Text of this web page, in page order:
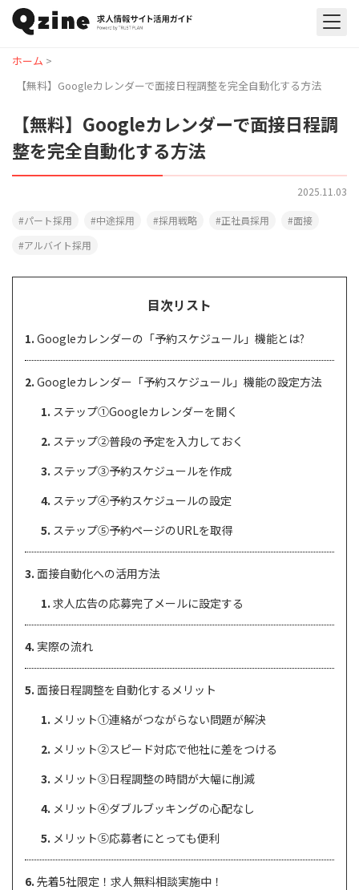
ホーム >
【無料】Googleカレンダーで面接日程調整を完全自動化する方法
【無料】Googleカレンダーで面接日程調
整を完全自動化する方法
2025.11.03
パート採用 中途採用 採用戦略 正社員採用
面接
アルバイト採用
目次リスト
Googleカレンダーの「予約スケジュール」機能とは?
Googleカレンダー「予約スケジュール」機能の設定方法
ステップ①Googleカレンダーを開く
ステップ②普段の予定を入力しておく
ステップ③予約スケジュールを作成
ステップ④予約スケジュールの設定
ステップ⑤予約ページのURLを取得
面接自動化への活用方法
求人広告の応募完了メールに設定する
実際の流れ
面接日程調整を自動化するメリット
メリット①連絡がつながらない問題が解決
メリット②スピード対応で他社に差をつける
メリット③日程調整の時間が大幅に削減
メリット④ダブルブッキングの心配なし
メリット⑤応募者にとっても便利
先着5社限定！求人無料相談実施中！